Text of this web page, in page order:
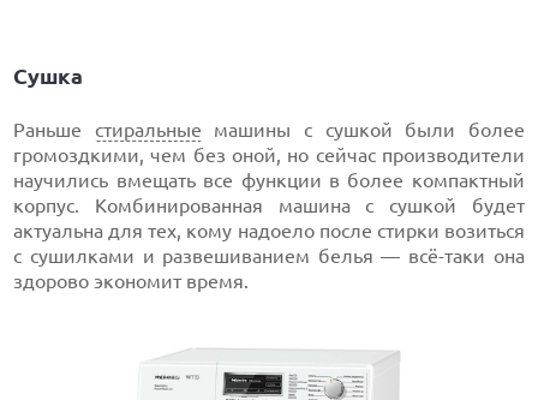
Сушка
Раньше стиральные машины с сушкой были более
громоздкими, чем без оной, но сейчас производители
научились вмещать все функции в более компактный
корпус. Комбинированная машина с сушкой будет
актуальна для тех, кому надоело после стирки возиться
с сушилками и развешиванием белья — всё-таки она
здорово экономит время.